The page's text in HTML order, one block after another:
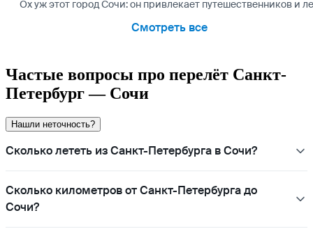
Ох уж этот город Сочи: он привлекает путешественников и
Смотреть все
Частые вопросы про перелёт Санкт-
Петербург — Сочи
Нашли неточность?
Сколько лететь из Санкт-Петербурга в Сочи?
Сколько километров от Санкт-Петербурга до
Сочи?